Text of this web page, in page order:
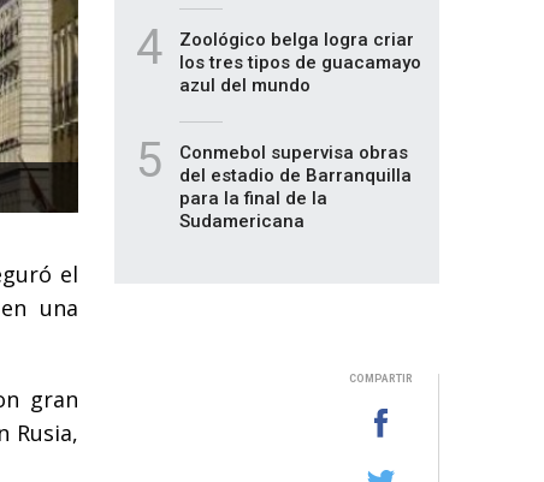
el
una
gran
Rusia,
4
Zoológico belga logra criar
los tres tipos de guacamayo
azul del mundo
5
Conmebol supervisa obras
del estadio de Barranquilla
para la final de la
Sudamericana
COMPARTIR